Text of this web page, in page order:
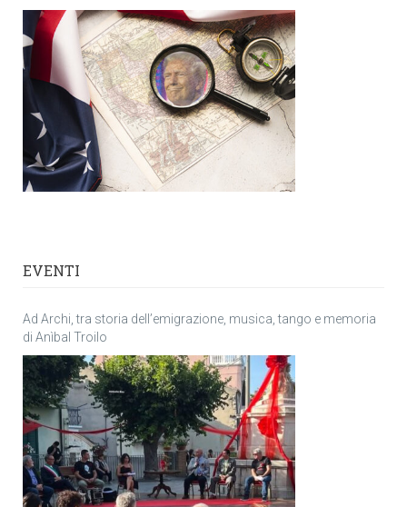
EVENTI
Ad Archi, tra storia dell’emigrazione, musica, tango e memoria
di Anìbal Troilo